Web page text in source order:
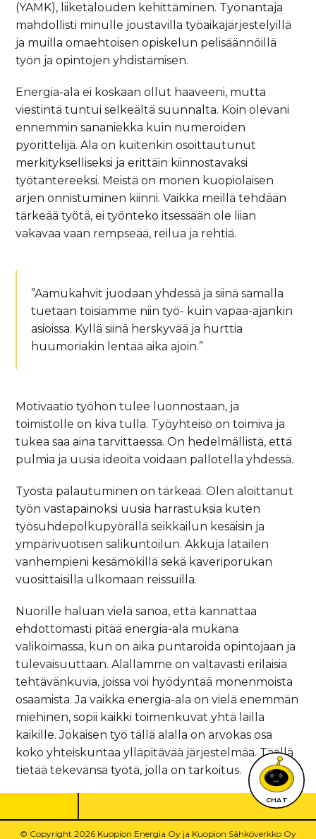
(YAMK), liiketalouden kehittäminen. Työnantaja
mahdollisti minulle joustavilla työaikajärjestelyillä
ja muilla omaehtoisen opiskelun pelisäännöillä
työn ja opintojen yhdistämisen.
Energia-ala ei koskaan ollut haaveeni, mutta
viestintä tuntui selkeältä suunnalta. Koin olevani
ennemmin sananiekka kuin numeroiden
pyörittelijä. Ala on kuitenkin osoittautunut
merkitykselliseksi ja erittäin kiinnostavaksi
työtantereeksi. Meistä on monen kuopiolaisen
arjen onnistuminen kiinni. Vaikka meillä tehdään
tärkeää työtä, ei työnteko itsessään ole liian
vakavaa vaan rempseää, reilua ja rehtiä.
”Aamukahvit juodaan yhdessä ja siinä samalla
tuetaan toisiamme niin työ- kuin vapaa-ajankin
asioissa. Kyllä siinä herskyvää ja hurttia
huumoriakin lentää aika ajoin.”
Motivaatio työhön tulee luonnostaan, ja
toimistolle on kiva tulla. Työyhteisö on toimiva ja
tukea saa aina tarvittaessa. On hedelmällistä, että
pulmia ja uusia ideoita voidaan pallotella yhdessä.
Työstä palautuminen on tärkeää. Olen aloittanut
työn vastapainoksi uusia harrastuksia kuten
työsuhdepolkupyörällä seikkailun kesäisin ja
ympärivuotisen salikuntoilun. Akkuja latailen
vanhempieni kesämökillä sekä kaveriporukan
vuosittaisilla ulkomaan reissuilla.
Nuorille haluan vielä sanoa, että kannattaa
ehdottomasti pitää energia-ala mukana
valikoimassa, kun on aika puntaroida opintojaan ja
tulevaisuuttaan. Alallamme on valtavasti erilaisia
tehtävänkuvia, joissa voi hyödyntää monenmoista
osaamista. Ja vaikka energia-ala on vielä enemmän
miehinen, sopii kaikki toimenkuvat yhtä lailla
kaikille. Jokaisen työ tällä alalla on arvokas osa
koko yhteiskuntaa ylläpitävää järjestelmää. Täällä
tietää tekevänsä työtä, jolla on tarkoitus.
© Copyright 2026 Kuopion Energia Oy ja Kuopion Sähköverkko Oy
CHAT